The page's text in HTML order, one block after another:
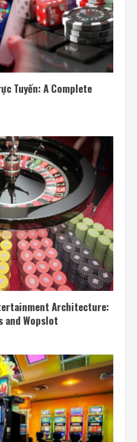
Tuyến: A Complete
Architecture:
and Wopslot